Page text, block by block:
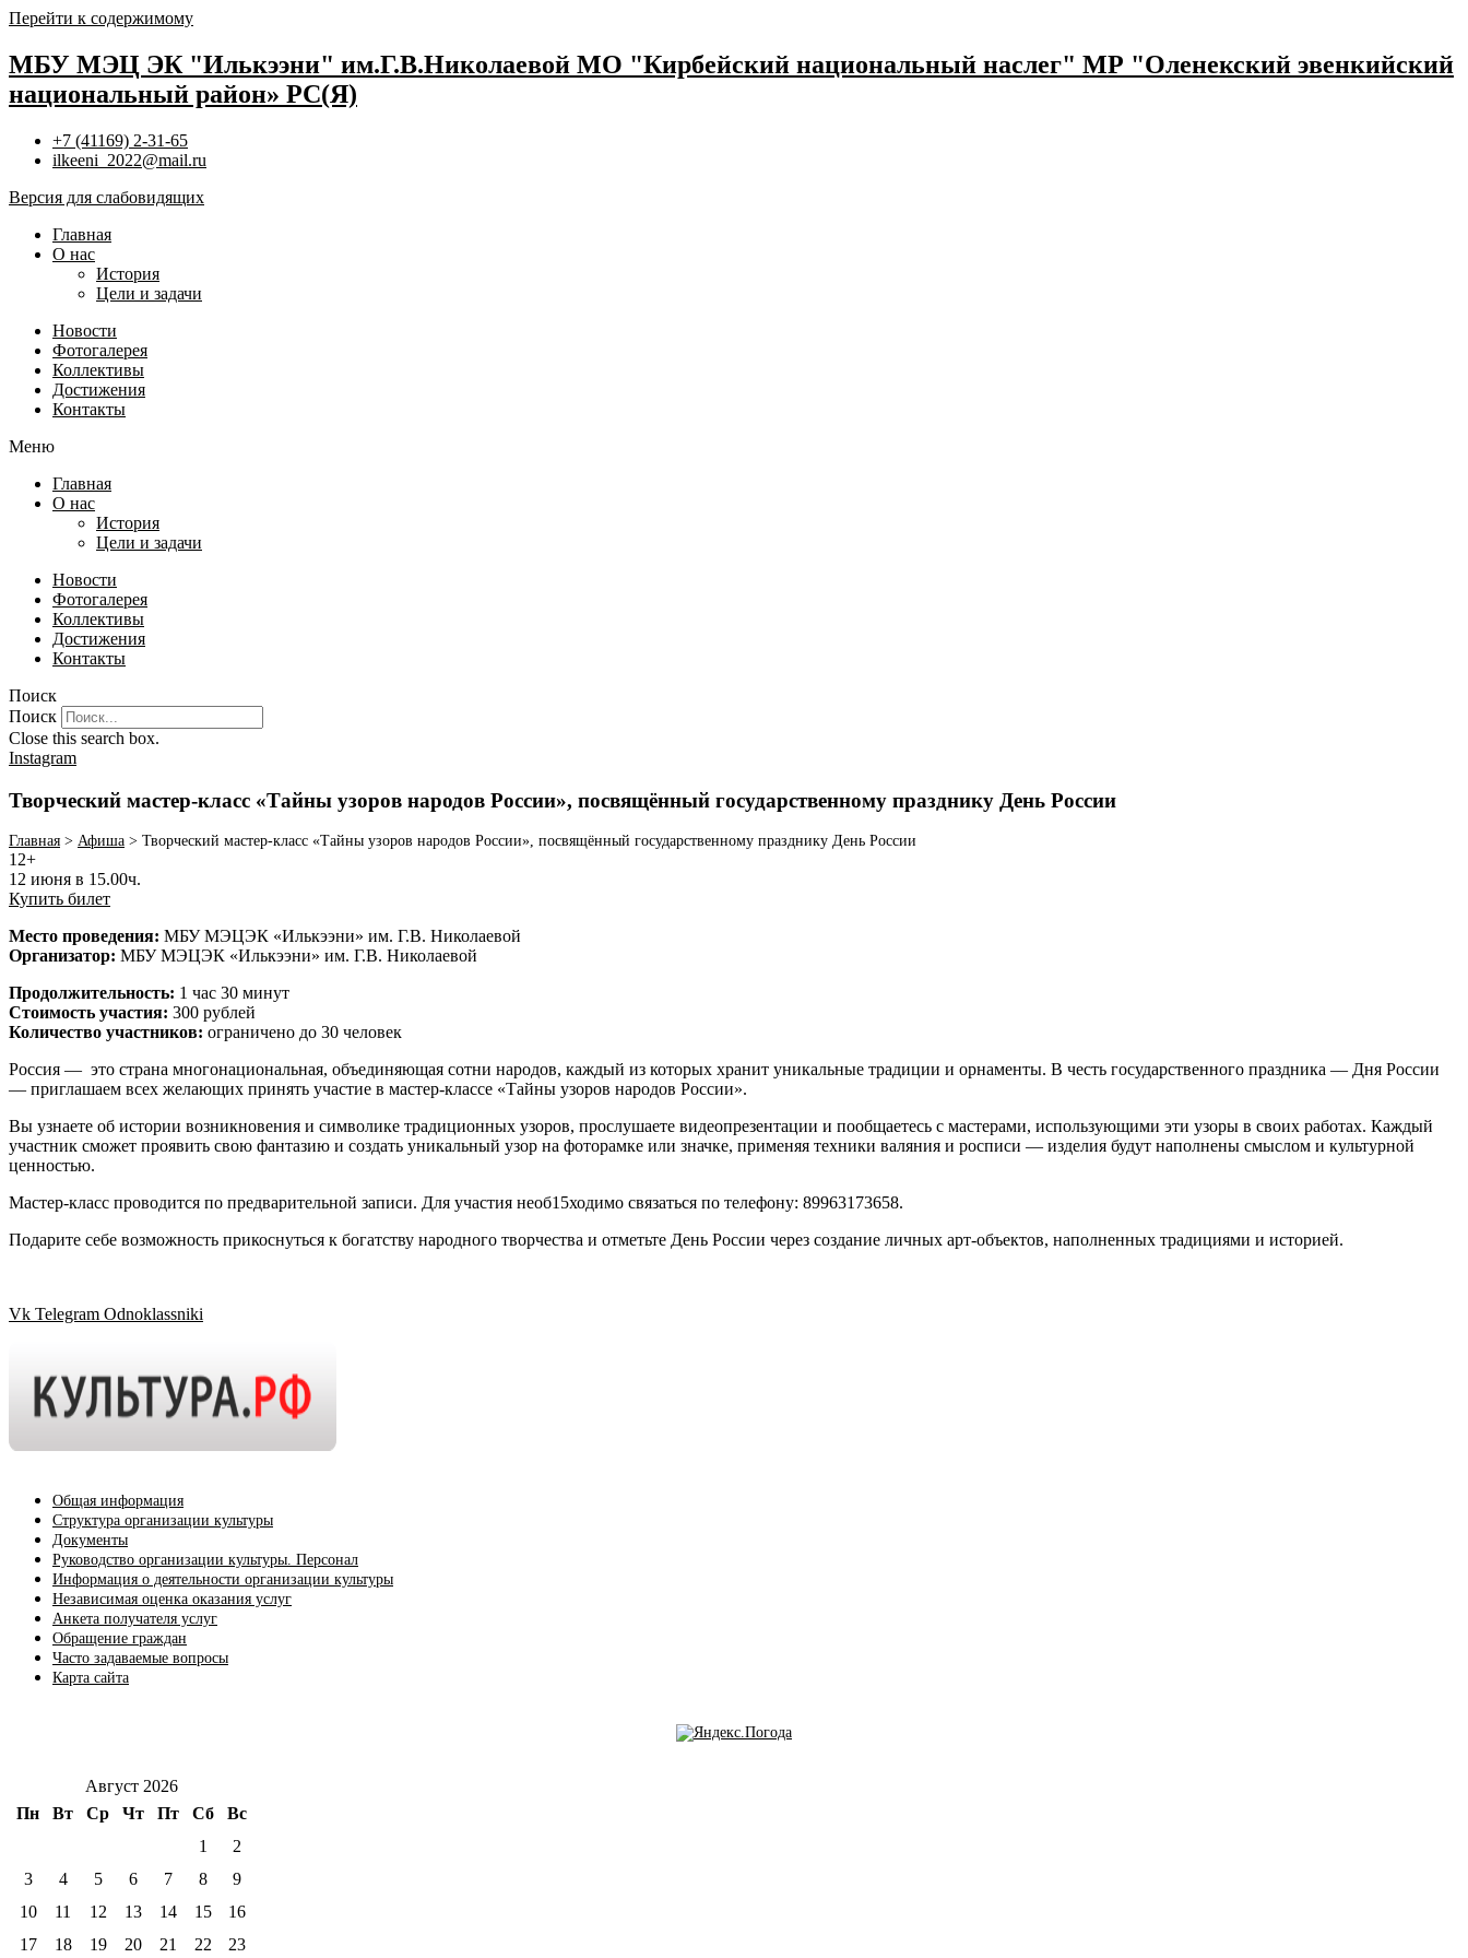
Перейти к содержимому
МБУ МЭЦ ЭК "Илькээни" им.Г.В.Николаевой МО "Кирбейский национальный наслег" МР "Оленекский эвенкийский
национальный район» РС(Я)
+7 (41169) 2-31-65
ilkeeni_2022@mail.ru
Версия для слабовидящих
Главная
О нас
История
Цели и задачи
Новости
Фотогалерея
Коллективы
Достижения
Контакты
Меню
Главная
О нас
История
Цели и задачи
Новости
Фотогалерея
Коллективы
Достижения
Контакты
Поиск
Поиск
Close this search box.
Instagram
Творческий мастер-класс «Тайны узоров народов России», посвящённый государственному празднику День России
Главная > Афиша > Творческий мастер-класс «Тайны узоров народов России», посвящённый государственному празднику День России
12+
12 июня в 15.00ч.
Купить билет
Место проведения: МБУ МЭЦЭК «Илькээни» им. Г.В. Николаевой
Организатор: МБУ МЭЦЭК «Илькээни» им. Г.В. Николаевой
Продолжительность: 1 час 30 минут
Стоимость участия: 300 рублей
Количество участников: ограничено до 30 человек
Россия — это страна многонациональная, объединяющая сотни народов, каждый из которых хранит уникальные традиции и орнаменты. В честь государственного праздника — Дня России
— приглашаем всех желающих принять участие в мастер-классе «Тайны узоров народов России».
Вы узнаете об истории возникновения и символике традиционных узоров, прослушаете видеопрезентации и пообщаетесь с мастерами, использующими эти узоры в своих работах. Каждый
участник сможет проявить свою фантазию и создать уникальный узор на фоторамке или значке, применяя техники валяния и росписи — изделия будут наполнены смыслом и культурной
ценностью.
Мастер-класс проводится по предварительной записи. Для участия необ15ходимо связаться по телефону: 89963173658.
Подарите себе возможность прикоснуться к богатству народного творчества и отметьте День России через создание личных арт-объектов, наполненных традициями и историей.
Vk Telegram Odnoklassniki
Общая информация
Структура организации культуры
Документы
Руководство организации культуры. Персонал
Информация о деятельности организации культуры
Независимая оценка оказания услуг
Анкета получателя услуг
Обращение граждан
Часто задаваемые вопросы
Карта сайта
Август 2026
Пн
Вт Ср Чт Пт Сб
Вс
1
2
3
4 5 6 7 8
9
10
11 12 13 14 15
16
17
18 19 20 21 22 23